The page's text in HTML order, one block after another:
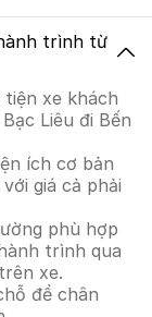
trình từ
xe khách
Liêu đi Bến
ích cơ bản
giá cả phải
phù hợp
trình qua
xe.
để chân